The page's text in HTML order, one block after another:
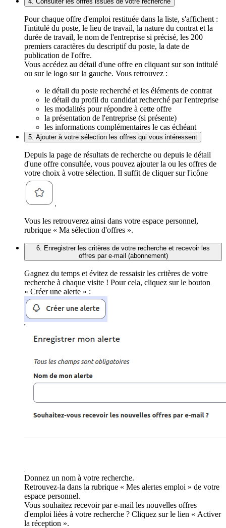
Pour chaque offre d'emploi restituée dans la liste, s'affichent :
l'intitulé du poste, le lieu de travail, la nature du contrat et la
durée de travail, le nom de l'entreprise si précisé, les 200
premiers caractères du descriptif du poste, la date de
publication de l'offre.
Vous accédez au détail d'une offre en cliquant sur son intitulé
ou sur le logo sur la gauche. Vous retrouvez :
le détail du poste recherché et les éléments de contrat
le détail du profil du candidat recherché par l'entreprise
les modalités pour répondre à cette offre
la présentation de l'entreprise (si présente)
les informations complémentaires le cas échéant
5. Ajouter à votre sélection les offres qui vous intéressent
Depuis la page de résultats de recherche ou depuis le détail
d'une offre consultée, vous pouvez ajouter la ou les offres de
votre choix à votre sélection. Il suffit de cliquer sur l'icône
.
Vous les retrouverez ainsi dans votre espace personnel,
rubrique « Ma sélection d'offres ».
6. Enregistrer les critères de votre recherche et recevoir les
offres par e-mail (abonnement)
Gagnez du temps et évitez de ressaisir les critères de votre
recherche à chaque visite ! Pour cela, cliquez sur le bouton
« Créer une alerte » :
Donnez un nom à votre recherche.
Retrouvez-la dans la rubrique « Mes alertes emploi » de votre
espace personnel.
Vous souhaitez recevoir par e-mail les nouvelles offres
d'emploi liées à votre recherche ? Cliquez sur le lien « Activer
la réception ».